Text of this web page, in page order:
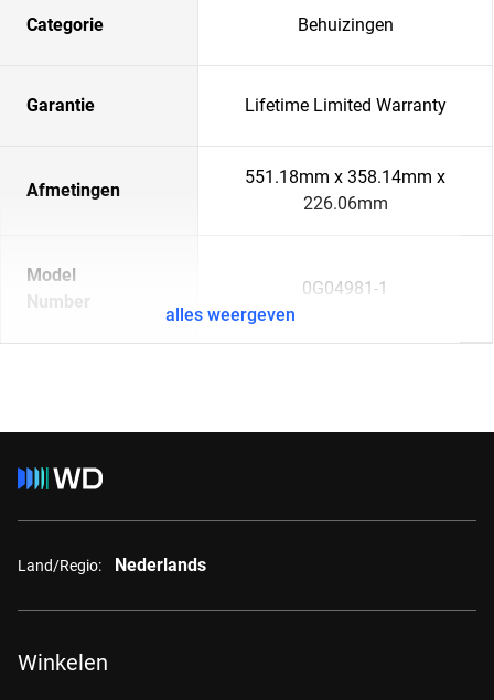
Categorie Behuizingen
Garantie Lifetime Limited Warranty
Afmetingen
551.18mm x 358.14mm x
226.06mm
Model
Number
0G04981-1
alles weergeven
Land/Regio: Nederlands
Winkelen